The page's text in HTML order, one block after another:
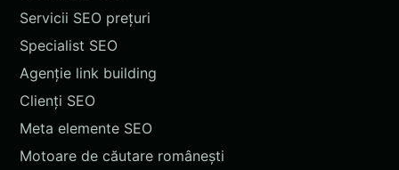
Servicii SEO prețuri
Specialist SEO
Agenție link building
Clienți SEO
Meta elemente SEO
Motoare de căutare românești